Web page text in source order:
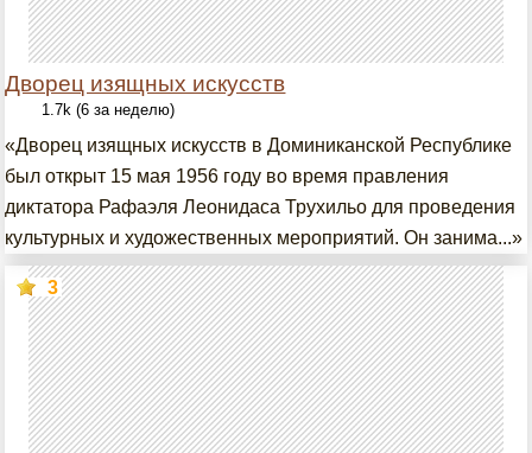
Дворец изящных искусств
1.7k (6 за неделю)
«Дворец изящных искусств в Доминиканской Республике
был открыт 15 мая 1956 году во время правления
диктатора Рафаэля Леонидаса Трухильо для проведения
культурных и художественных мероприятий. Он занима...»
3